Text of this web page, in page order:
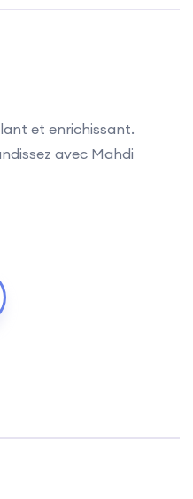
et enrichissant.
avec Mahdi